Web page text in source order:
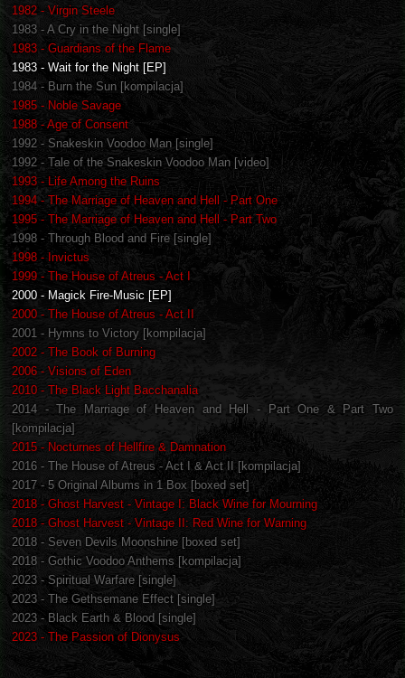
1982 - Virgin Steele
1983 - A Cry in the Night [single]
1983 - Guardians of the Flame
1983 - Wait for the Night [EP]
1984 - Burn the Sun [kompilacja]
1985 - Noble Savage
1988 - Age of Consent
1992 - Snakeskin Voodoo Man [single]
1992 - Tale of the Snakeskin Voodoo Man [video]
1993 - Life Among the Ruins
1994 - The Marriage of Heaven and Hell - Part One
1995 - The Marriage of Heaven and Hell - Part Two
1998 - Through Blood and Fire [single]
1998 - Invictus
1999 - The House of Atreus - Act I
2000 - Magick Fire-Music [EP]
2000 - The House of Atreus - Act II
2001 - Hymns to Victory [kompilacja]
2002 - The Book of Burning
2006 - Visions of Eden
2010 - The Black Light Bacchanalia
2014 - The Marriage of Heaven and Hell - Part One & Part Two
[kompilacja]
2015 - Nocturnes of Hellfire & Damnation
2016 - The House of Atreus - Act I & Act II [kompilacja]
2017 - 5 Original Albums in 1 Box [boxed set]
2018 - Ghost Harvest - Vintage I: Black Wine for Mourning
2018 - Ghost Harvest - Vintage II: Red Wine for Warning
2018 - Seven Devils Moonshine [boxed set]
2018 - Gothic Voodoo Anthems [kompilacja]
2023 - Spiritual Warfare [single]
2023 - The Gethsemane Effect [single]
2023 - Black Earth & Blood [single]
2023 - The Passion of Dionysus